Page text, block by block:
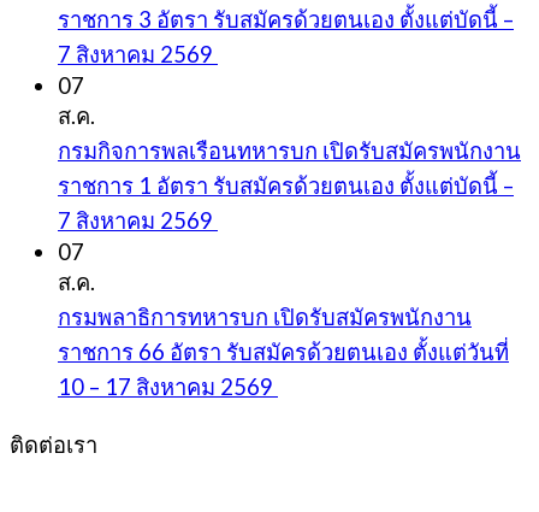
ราชการ 3 อัตรา รับสมัครด้วยตนเอง ตั้งแต่บัดนี้ –
7 สิงหาคม 2569
07
ส.ค.
กรมกิจการพลเรือนทหารบก เปิดรับสมัครพนักงาน
ราชการ 1 อัตรา รับสมัครด้วยตนเอง ตั้งแต่บัดนี้ –
7 สิงหาคม 2569
07
ส.ค.
กรมพลาธิการทหารบก เปิดรับสมัครพนักงาน
ราชการ 66 อัตรา รับสมัครด้วยตนเอง ตั้งแต่วันที่
10 – 17 สิงหาคม 2569
ติดต่อเรา